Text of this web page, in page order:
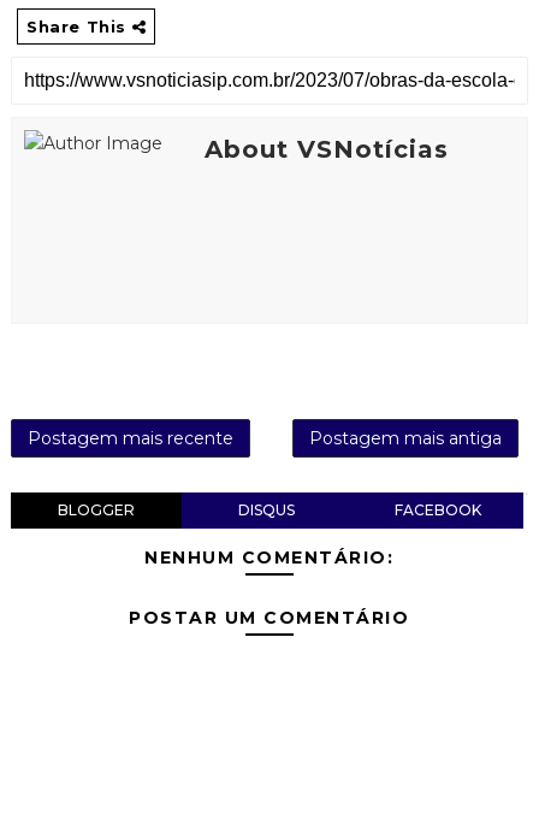
Share This
About VSNotícias
Postagem mais recente Postagem mais antiga
BLOGGER DISQUS FACEBOOK
NENHUM COMENTÁRIO:
POSTAR UM COMENTÁRIO